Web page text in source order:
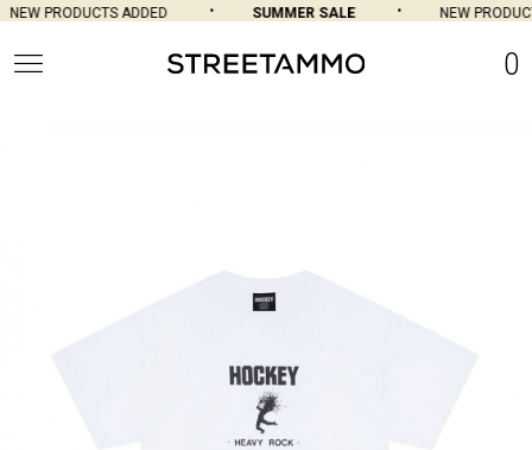
PRODUCTS ADDED SUMMER SALE NEW
0